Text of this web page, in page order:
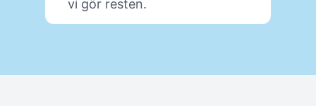
vi gör resten.